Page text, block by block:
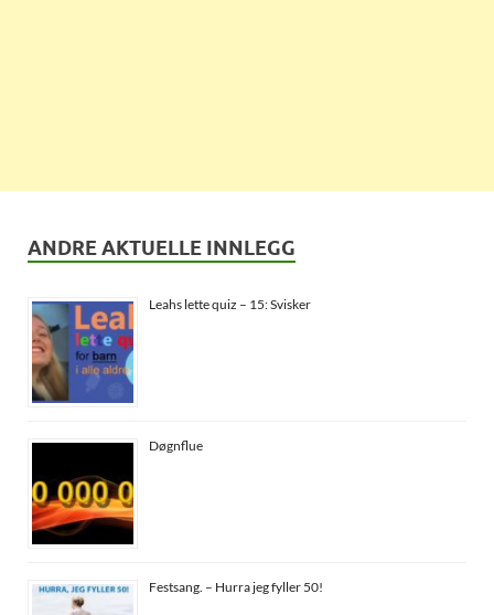
ANDRE AKTUELLE INNLEGG
Leahs lette quiz – 15: Svisker
Døgnflue
Festsang. – Hurra jeg fyller 50!